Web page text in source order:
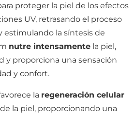
proteger la piel de los efectos
UV, retrasando el proceso
estimulando la síntesis de
nutre intensamente la piel,
y proporciona una sensación
y confort.
la regeneración celular
la piel, proporcionando una